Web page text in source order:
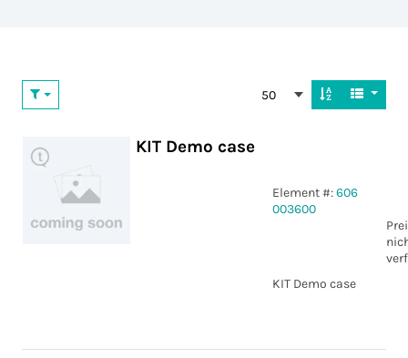
50
KIT Demo case
Element #:606
003600
KIT Demo case